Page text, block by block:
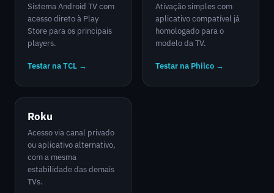
Sistema Android TV com
acesso direto à Play
Store para os principais
players.
Testar na TCL →
Ativação simples com
aplicativo compatível já
homologado para o
modelo da TV.
Testar na Philco →
Roku
Acesso via canal privado
ou aplicativo alternativo,
com a mesma
estabilidade das demais
TVs.